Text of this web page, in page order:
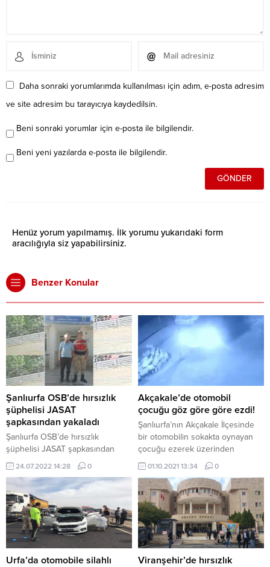
Daha sonraki yorumlarımda kullanılması için adım, e-posta adresim
ve site adresim bu tarayıcıya kaydedilsin.
Beni sonraki yorumlar için e-posta ile bilgilendir.
Beni yeni yazılarda e-posta ile bilgilendir.
Henüz yorum yapılmamış. İlk yorumu yukarıdaki form
aracılığıyla siz yapabilirsiniz.
Benzer Konular
Şanlıurfa OSB’de hırsızlık
şüphelisi JASAT
şapkasından yakaladı
Şanlıurfa OSB’de hırsızlık
şüphelisi JASAT şapkasından
yakaladı
24.07.2022 14:28 0
Akçakale’de otomobil
çocuğu göz göre göre ezdi!
Şanlıurfa’nın Akçakale İlçesinde
bir otomobilin sokakta oynayan
çocuğu ezerek üzerinden
geçtiğini anlar güvenlik
kamerasına yansıdı. Dehşete
düşüren anları kamera saniye
saniye kaydetti. Şanlıurfa’nın
Akçakale ilçesinde gerçekleştiği
iddia edilen korkunç olay anbean
güvenlik kamerasına yansıdı.
Seyir halinde olan otomobil
sokakta oynayan bir çocuğu göz
01.10.2021 13:34 0
Urfa’da otomobile silahlı
Viranşehir’de hırsızlık